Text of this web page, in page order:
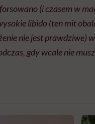
(i czasem w
libido (ten mit
nie jest prawdziwe)
gdy wcale nie